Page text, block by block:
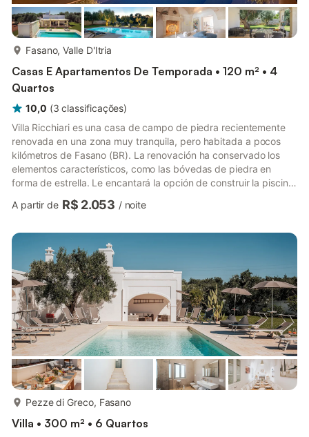
Fasano, Valle D'Itria
Casas E Apartamentos De Temporada • 120 m² • 4
Quartos
10,0 (3 classificações)
Villa Ricchiari es una casa de campo de piedra recientemente
renovada en una zona muy tranquila, pero habitada a pocos
kilómetros de Fasano (BR). La renovación ha conservado los
elementos característicos, como las bóvedas de piedra en
forma de estrella. Le encantará la opción de construir la piscina
frente al olivar donde podrá admirar las puestas de sol de
verano. La casa tiene dos dormitorios dobles y un baño con
equipada con todas las comodidades y zona de comedor con
mesa en un entorno único. Una escalera en el lateral de la ...
A partir de R$ 2.053 / noite
Pezze di Greco, Fasano
Villa • 300 m² • 6 Quartos